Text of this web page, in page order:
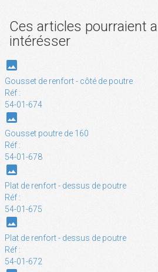
Ces articles pourraient
intérésser
photo
Gousset de renfort - côté de poutre
Réf :
54-01-674
photo
Gousset poutre de 160
Réf :
54-01-678
photo
Plat de renfort - dessus de poutre
Réf :
54-01-675
photo
Plat de renfort - dessus de poutre
Réf :
54-01-672